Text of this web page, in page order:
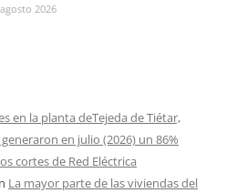
2026
en la planta deTejeda de Tiétar,
en julio (2026) un 86%
cortes de Red Eléctrica
La mayor parte de las viviendas del